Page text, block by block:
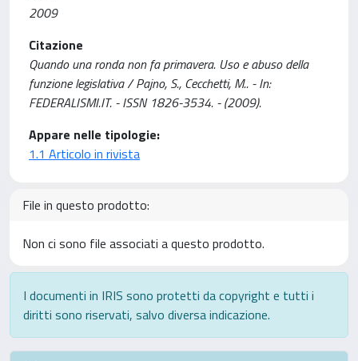
2009
Citazione
Quando una ronda non fa primavera. Uso e abuso della
funzione legislativa / Pajno, S., Cecchetti, M.. - In:
FEDERALISMI.IT. - ISSN 1826-3534. - (2009).
Appare nelle tipologie:
1.1 Articolo in rivista
File in questo prodotto:
Non ci sono file associati a questo prodotto.
I documenti in IRIS sono protetti da copyright e tutti i
diritti sono riservati, salvo diversa indicazione.